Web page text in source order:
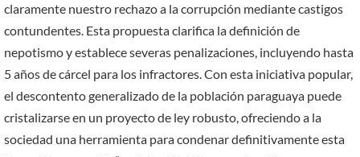
claramente nuestro rechazo a la corrupción mediante castigos
contundentes. Esta propuesta clarifica la definición de
nepotismo y establece severas penalizaciones, incluyendo hasta
5 años de cárcel para los infractores. Con esta iniciativa popular,
el descontento generalizado de la población paraguaya puede
cristalizarse en un proyecto de ley robusto, ofreciendo a la
sociedad una herramienta para condenar definitivamente esta